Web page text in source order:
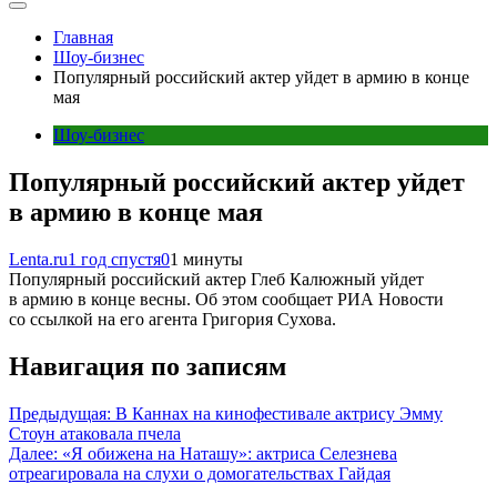
Главная
Шоу-бизнес
Популярный российский актер уйдет в армию в конце
мая
Шоу-бизнес
Популярный российский актер уйдет
в армию в конце мая
Lenta.ru1 год спустя01 минуты
Популярный российский актер Глеб Калюжный уйдет
в армию в конце весны. Об этом сообщает РИА Новости
со ссылкой на его агента Григория Сухова.
Навигация по записям
Предыдущая: В Каннах на кинофестивале актрису Эмму
Стоун атаковала пчела
Далее: «Я обижена на Наташу»: актриса Селезнева
отреагировала на слухи о домогательствах Гайдая